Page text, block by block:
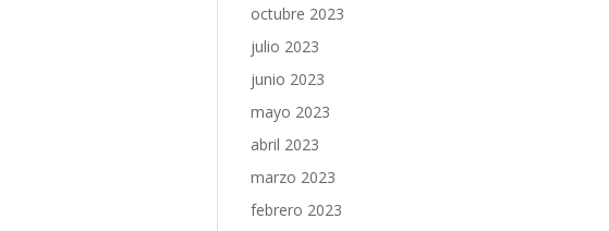
octubre 2023
julio 2023
junio 2023
mayo 2023
abril 2023
marzo 2023
febrero 2023